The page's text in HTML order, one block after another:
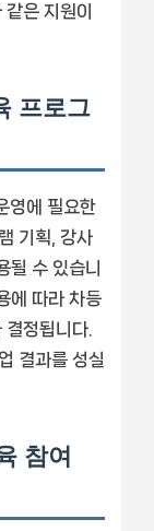
은 지원이
프로그
영에 필요한
기획, 강사
될 수 있습니
에 따라 차등
정됩니다.
결과를 성실
참여